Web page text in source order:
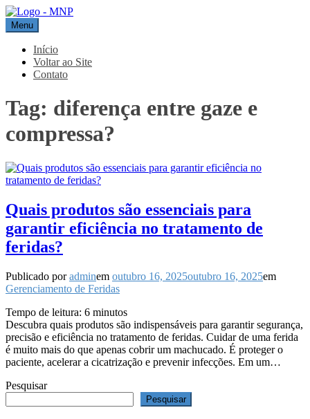
Pular
para
o
conteúdo
MNP
Blog
Menu
Início
Voltar ao Site
Contato
Tag: diferença entre gaze e
compressa?
Quais produtos são essenciais para
garantir eficiência no tratamento de
feridas?
Publicado poradminem outubro 16, 2025outubro 16, 2025em
Gerenciamento de Feridas
Tempo de leitura: 6 minutos
Descubra quais produtos são indispensáveis para garantir segurança,
precisão e eficiência no tratamento de feridas. Cuidar de uma ferida
é muito mais do que apenas cobrir um machucado. É proteger o
paciente, acelerar a cicatrização e prevenir infecções. Em um…
Pesquisar
Pesquisar